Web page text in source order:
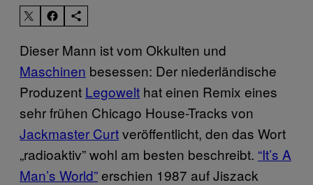
Dieser Mann ist vom Okkulten und
Maschinen besessen: Der niederländische
Produzent Legowelt hat einen Remix eines
sehr frühen Chicago House-Tracks von
Jackmaster Curtveröffentlicht, den das Wort
„radioaktiv” wohl am besten beschreibt. “It’s A
Man’s World”erschien 1987 auf Jiszack